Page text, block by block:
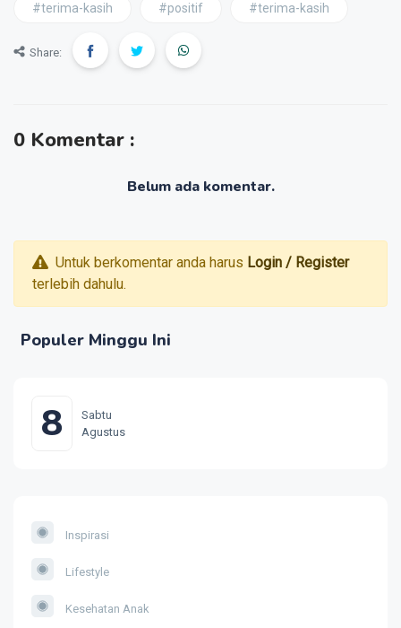
8
Sabtu
Agustus
Inspirasi
Lifestyle
Kesehatan Anak
#terima-kasih #positif #terima-kasih
Share:
0 Komentar :
Belum ada komentar.
Untuk berkomentar anda harus Login / Register
terlebih dahulu.
Populer Minggu Ini